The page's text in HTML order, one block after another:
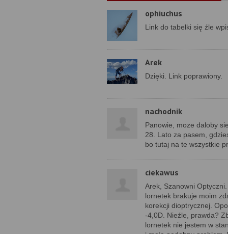
ophiuchus
Link do tabelki się źle
Arek
Dzięki. Link poprawiony.
nachodnik
Panowie, moze daloby
28. Lato za pasem,
bo tutaj na te wszystkie
ciekawus
Arek, Szanowni
lornetek brakuje moim
korekcji dioptrycznej.
-4,0D. Nieźle, prawda?
lornetek nie jestem w